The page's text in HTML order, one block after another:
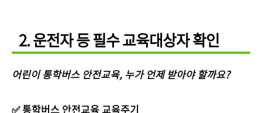
2. 운전자 등 필수 교육대상자 확인
어린이 통학버스 안전교육, 누가 언제 받아야 할까요?
✅ 통학버스 안전교육 교육주기